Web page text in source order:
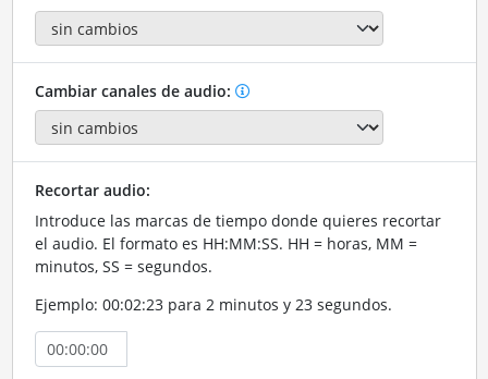
Cambiar canales de audio:
Recortar audio:
Introduce las marcas de tiempo donde quieres recortar
el audio. El formato es HH:MM:SS. HH = horas, MM =
minutos, SS = segundos.
Ejemplo: 00:02:23 para 2 minutos y 23 segundos.